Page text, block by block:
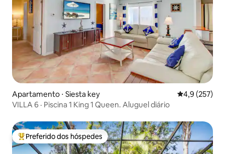
Apartamento ⋅ Siesta key 4,9 de uma
4,9 (257)
VILLA 6 · Piscina 1 King 1 Queen. Aluguel diário
Entre os melhores preferidos dos hóspedes
Preferido dos hóspedes